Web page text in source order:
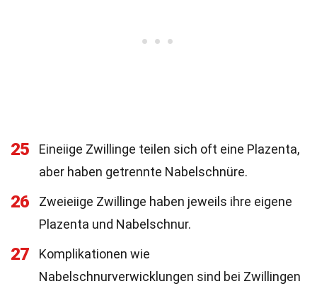
25
Eineiige Zwillinge teilen sich oft eine Plazenta,
aber haben getrennte Nabelschnüre.
26
Zweieiige Zwillinge haben jeweils ihre eigene
Plazenta und Nabelschnur.
27
Komplikationen wie
Nabelschnurverwicklungen sind bei Zwillingen